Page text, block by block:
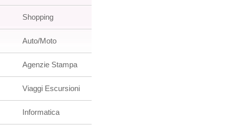
Shopping
Auto/Moto
Agenzie Stampa
Viaggi Escursioni
Informatica